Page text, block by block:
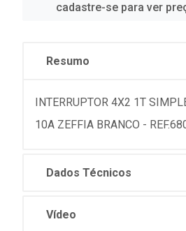
cadastre-se para ver
Resumo
INTERRUPTOR 4X2 1T
10A ZEFFIA BRANCO -
Dados Técnicos
Vídeo